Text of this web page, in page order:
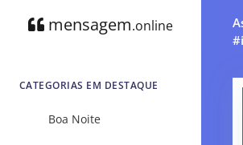
mensagem.online
CATEGORIAS EM DESTAQUE
Boa Noite